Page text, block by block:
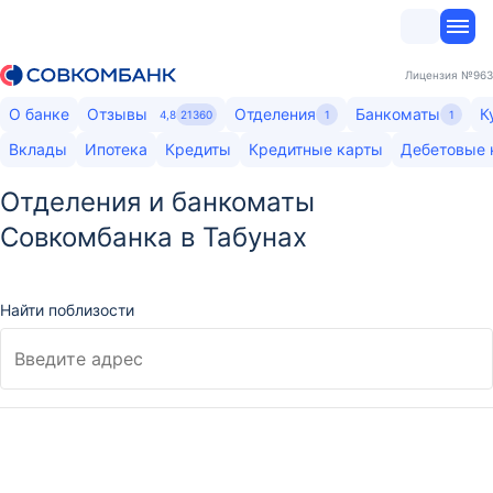
Лицензия №963
О банке Отзывы 4,8 21360 Отделения 1 Банкоматы 1
Вклады
Ипотека Кредиты Кредитные карты Дебетовые
Отделения и банкоматы
Совкомбанка в Табунах
Найти поблизости